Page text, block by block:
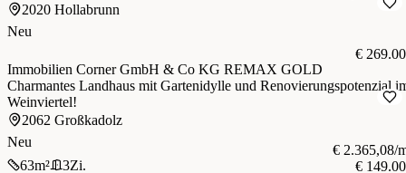
2020 Hollabrunn
Neu
€
Immobilien Corner GmbH & Co KG REMAX GOLD
Charmantes Landhaus mit Gartenidylle und Renovierungspotenzial
Weinviertel!
2062 Großkadolz
Neu
63m² 3Zi.
€ 2.365,08/
€